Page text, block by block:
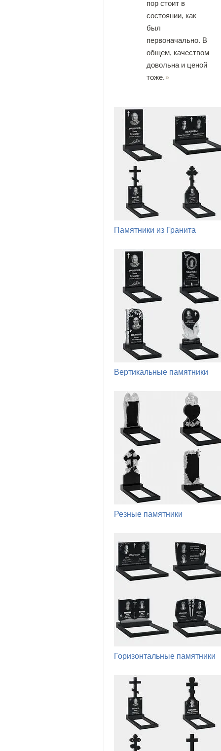
пор стоит в
состоянии, как
был
первоначально. В
общем, качеством
довольна и ценой
тоже.
Памятники из Гранита
Вертикальные памятники
Резные памятники
Горизонтальные памятники